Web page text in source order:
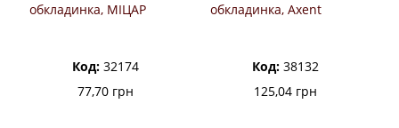
обкладинка, МІЦАР
Код: 32174
77,70 грн
обкладинка, Axent
Код:38132
125,04 грн